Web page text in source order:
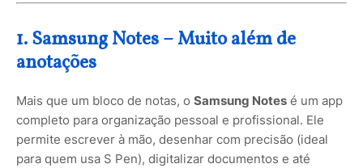
1. Samsung Notes – Muito além de
anotações
Mais que um bloco de notas, o Samsung Notes é um app
completo para organização pessoal e profissional. Ele
permite escrever à mão, desenhar com precisão (ideal
para quem usa S Pen), digitalizar documentos e até